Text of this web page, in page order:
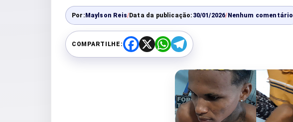
Por:Maylson Reis/Data da publicação: 30/01/2026/Nenhum comentário
COMPARTILHE:
F
a
X
W
h
T
e
e
g
a
m